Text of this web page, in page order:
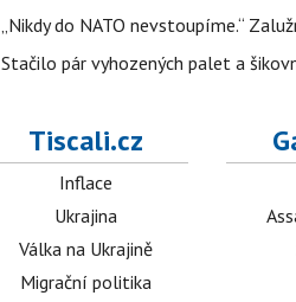
„Nikdy do NATO nevstoupíme.“
Stačilo pár vyhozených palet a
Tiscali.cz
Inflace
Ukrajina
Válka na Ukrajině
Migrační politika